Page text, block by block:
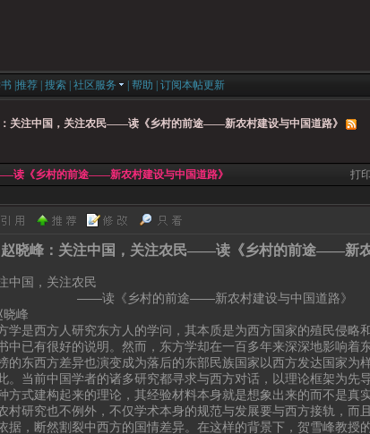
推荐 搜索 社区服务 帮助 订阅本帖更新
关注中国，关注农民——读《乡村的前途——新农村建设与中国道路》
读《乡村的前途——新农村建设与中国道路》 打印
赵晓峰：关注中国，关注农民——读《乡村的前途——新农
中国，关注农民
读《乡村的前途——新农村建设与中国道路》
晓峰
学是西方人研究东方人的学问，其本质是为西方国家的殖民侵略
中已有很好的说明。然而，东方学却在一百多年来深深地影响着
的东西方差异也演变成为落后的东部民族国家以西方发达国家为
。当前中国学者的诸多研究都寻求与西方对话，以理论框架为先
方式建构起来的理论，其经验材料本身就是想象出来的而不是真
村研究也不例外，不仅学术本身的规范与发展要与西方接轨，而
据，断然割裂中西方的国情差异。在这样的背景下，贺雪峰教